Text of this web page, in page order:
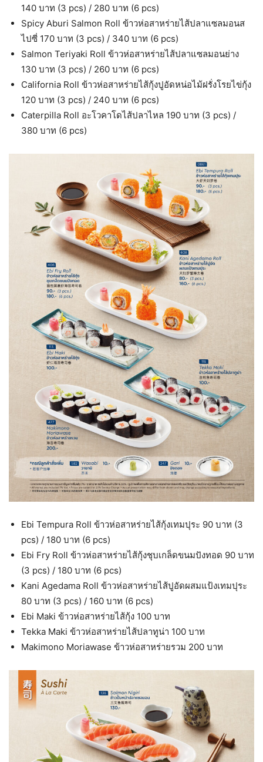
140 บาท (3 pcs) / 280 บาท (6 pcs)
Spicy Aburi Salmon Roll ข้าวห่อสาหร่ายไส้ปลาแซลมอนส
ไปซี่ 170 บาท (3 pcs) / 340 บาท (6 pcs)
Salmon Teriyaki Roll ข้าวห่อสาหร่ายไส้ปลาแซลมอนย่าง
130 บาท (3 pcs) / 260 บาท (6 pcs)
California Roll ข้าวห่อสาหร่ายไส้กุ้งปูอัดหน่อไม้ฝรั่งโรยไข่กุ้ง
120 บาท (3 pcs) / 240 บาท (6 pcs)
Caterpilla Roll อะโวคาโดไส้ปลาไหล 190 บาท (3 pcs) /
380 บาท (6 pcs)
Ebi Tempura Roll ข้าวห่อสาหร่ายไส้กุ้งเทมปุระ 90 บาท (3
pcs) / 180 บาท (6 pcs)
Ebi Fry Roll ข้าวห่อสาหร่ายไส้กุ้งชุบเกล็ดขนมปังทอด 90 บาท
(3 pcs) / 180 บาท (6 pcs)
Kani Agedama Roll ข้าวห่อสาหร่ายไส้ปูอัดผสมแป้งเทมปุระ
80 บาท (3 pcs) / 160 บาท (6 pcs)
Ebi Maki ข้าวห่อสาหร่ายไส้กุ้ง 100 บาท
Tekka Maki ข้าวห่อสาหร่ายไส้ปลาทูน่า 100 บาท
Makimono Moriawase ข้าวห่อสาหร่ายรวม 200 บาท